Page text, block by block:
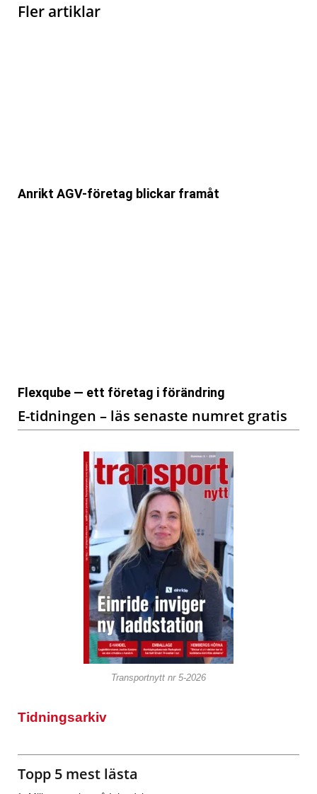
Fler artiklar
Anrikt AGV-företag blickar framåt
Flexqube — ett företag i förändring
E-tidningen – läs senaste numret gratis
Transportnytt nr 5-2026
Tidningsarkiv
Topp 5 mest lästa